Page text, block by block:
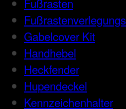
Gabelcover Kit
Handhebel
Heckfender
Hupendeckel
Kennzeichenhalter